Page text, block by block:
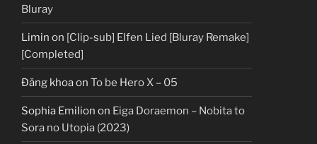
Bluray
Limin on [Clip-sub] Elfen Lied [Bluray Remake]
[Completed]
Đăng khoaon To be Hero X – 05
Sophia Emilion on Eiga Doraemon – Nobita to
Sora no Utopia (2023)